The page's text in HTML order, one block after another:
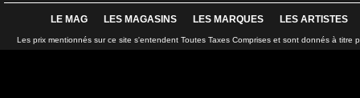
LE MAG LES MAGASINS LES MARQUES LES ARTISTES
Les prix mentionnés sur ce site s'entendent Toutes Taxes Comprises et sont donnés à